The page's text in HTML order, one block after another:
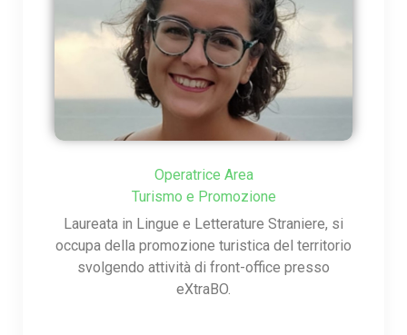
Società trasparente
Gestione dell’Ambiente
Controllo disinfestazione
Sportello agro-ambientale
Controllo colombi
Carta dei Servizi
Operatrice Area
Turismo e Promozione
Laureata in Lingue e Letterature Straniere, si
occupa della promozione turistica del territorio
svolgendo attività di front-office presso
eXtraBO.